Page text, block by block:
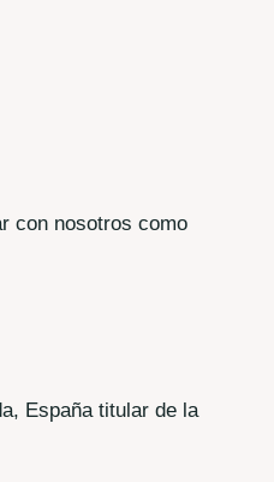
con nosotros como
España titular de la